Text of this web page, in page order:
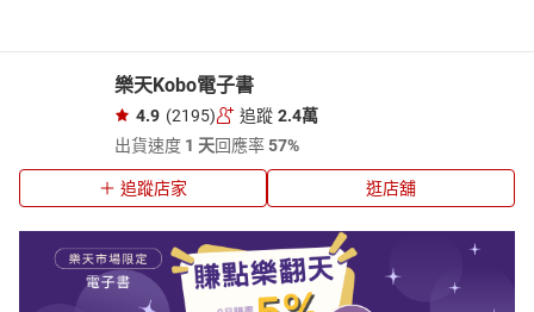
樂天Kobo電子書
4.9 (2195) 追蹤 2.4萬
出貨速度 1 天回應率57%
追蹤店家 逛店舖